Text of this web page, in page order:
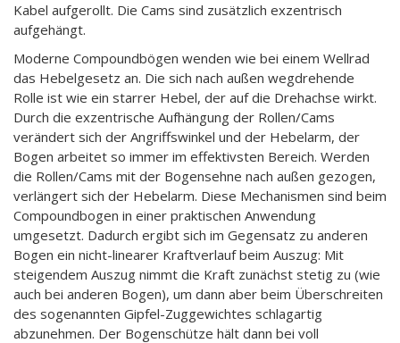
Kabel aufgerollt. Die Cams sind zusätzlich exzentrisch
aufgehängt.
Moderne Compoundbögen wenden wie bei einem Wellrad
das Hebelgesetz an. Die sich nach außen wegdrehende
Rolle ist wie ein starrer Hebel, der auf die Drehachse wirkt.
Durch die exzentrische Aufhängung der Rollen/Cams
verändert sich der Angriffswinkel und der Hebelarm, der
Bogen arbeitet so immer im effektivsten Bereich. Werden
die Rollen/Cams mit der Bogensehne nach außen gezogen,
verlängert sich der Hebelarm. Diese Mechanismen sind beim
Compoundbogen in einer praktischen Anwendung
umgesetzt. Dadurch ergibt sich im Gegensatz zu anderen
Bogen ein nicht-linearer Kraftverlauf beim Auszug: Mit
steigendem Auszug nimmt die Kraft zunächst stetig zu (wie
auch bei anderen Bogen), um dann aber beim Überschreiten
des sogenannten Gipfel-Zuggewichtes schlagartig
abzunehmen. Der Bogenschütze hält dann bei voll